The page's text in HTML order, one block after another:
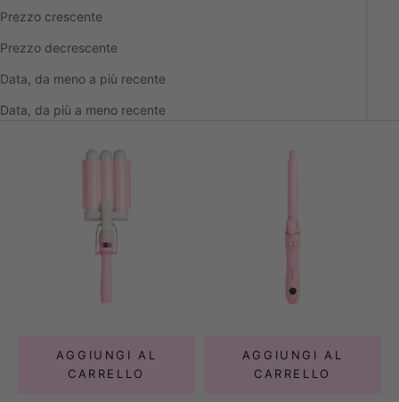
Prezzo crescente
Prezzo decrescente
Data, da meno a più recente
Data, da più a meno recente
AGGIUNGI AL
CARRELLO
AGGIUNGI AL
CARRELLO